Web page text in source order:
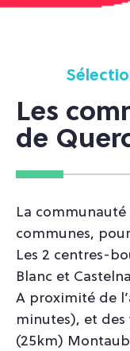
Les
de
La
communes,
Les 2 centres-
Blanc et
A proximité de
minutes), et des
(25km)